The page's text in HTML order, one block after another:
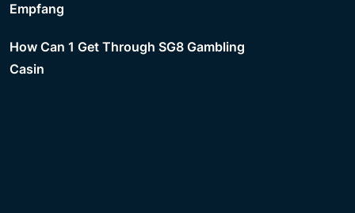
Empfang
How Can 1 Get Through SG8 Gambling
Casin